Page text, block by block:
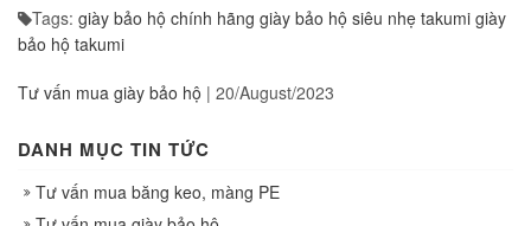
Tags: giày bảo hộ chính hãng giày bảo hộ siêu nhẹ takumi giày
bảo hộ takumi
Tư vấn mua giày bảo hộ | 20/August/2023
DANH MỤC TIN TỨC
Tư vấn mua băng keo, màng PE